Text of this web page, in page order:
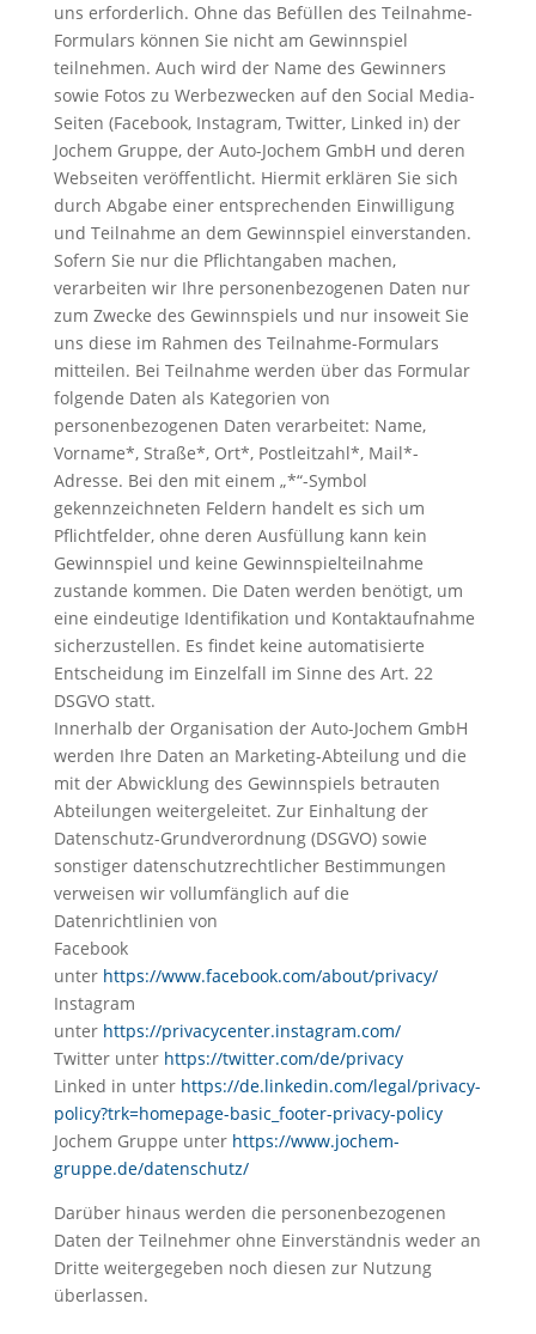
uns erforderlich. Ohne das Befüllen des Teilnahme-
Formulars können Sie nicht am Gewinnspiel
teilnehmen. Auch wird der Name des Gewinners
sowie Fotos zu Werbezwecken auf den Social Media-
Seiten (Facebook, Instagram, Twitter, Linked in) der
Jochem Gruppe, der Auto-Jochem GmbH und deren
Webseiten veröffentlicht. Hiermit erklären Sie sich
durch Abgabe einer entsprechenden Einwilligung
und Teilnahme an dem Gewinnspiel einverstanden.
Sofern Sie nur die Pflichtangaben machen,
verarbeiten wir Ihre personenbezogenen Daten nur
zum Zwecke des Gewinnspiels und nur insoweit Sie
uns diese im Rahmen des Teilnahme-Formulars
mitteilen. Bei Teilnahme werden über das Formular
folgende Daten als Kategorien von
personenbezogenen Daten verarbeitet: Name,
Vorname*, Straße*, Ort*, Postleitzahl*, Mail*-
Adresse. Bei den mit einem „*“-Symbol
gekennzeichneten Feldern handelt es sich um
Pflichtfelder, ohne deren Ausfüllung kann kein
Gewinnspiel und keine Gewinnspielteilnahme
zustande kommen. Die Daten werden benötigt, um
eine eindeutige Identifikation und Kontaktaufnahme
sicherzustellen. Es findet keine automatisierte
Entscheidung im Einzelfall im Sinne des Art. 22
DSGVO statt.
Innerhalb der Organisation der Auto-Jochem GmbH
werden Ihre Daten an Marketing-Abteilung und die
mit der Abwicklung des Gewinnspiels betrauten
Abteilungen weitergeleitet. Zur Einhaltung der
Datenschutz-Grundverordnung (DSGVO) sowie
sonstiger datenschutzrechtlicher Bestimmungen
verweisen wir vollumfänglich auf die
Datenrichtlinien von
Facebook
unter https://www.facebook.com/about/privacy/
Instagram
unter https://privacycenter.instagram.com/
Twitter unter https://twitter.com/de/privacy
Linked in unter https://de.linkedin.com/legal/privacy-
policy?trk=homepage-basic_footer-privacy-policy
Jochem Gruppe unter https://www.jochem-
gruppe.de/datenschutz/
Darüber hinaus werden die personenbezogenen
Daten der Teilnehmer ohne Einverständnis weder an
Dritte weitergegeben noch diesen zur Nutzung
überlassen.